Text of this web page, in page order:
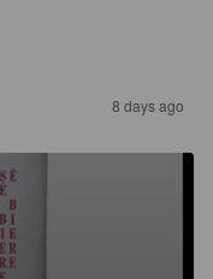
8 days ago